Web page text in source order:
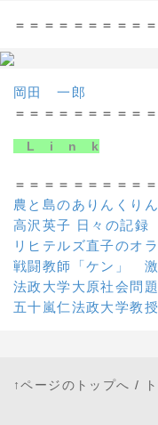
＝＝＝＝＝＝＝＝＝
岡田 一郎
＝＝＝＝＝＝＝＝＝
L i n k
＝＝＝＝＝＝＝＝＝
農と島のありんくりん
高沢英子 日々の記録
リヒテルズ直子のオ
戦闘教師「ケン」
法政大学大原社会問
五十嵐仁法政大学教
↑ページのトップへ /